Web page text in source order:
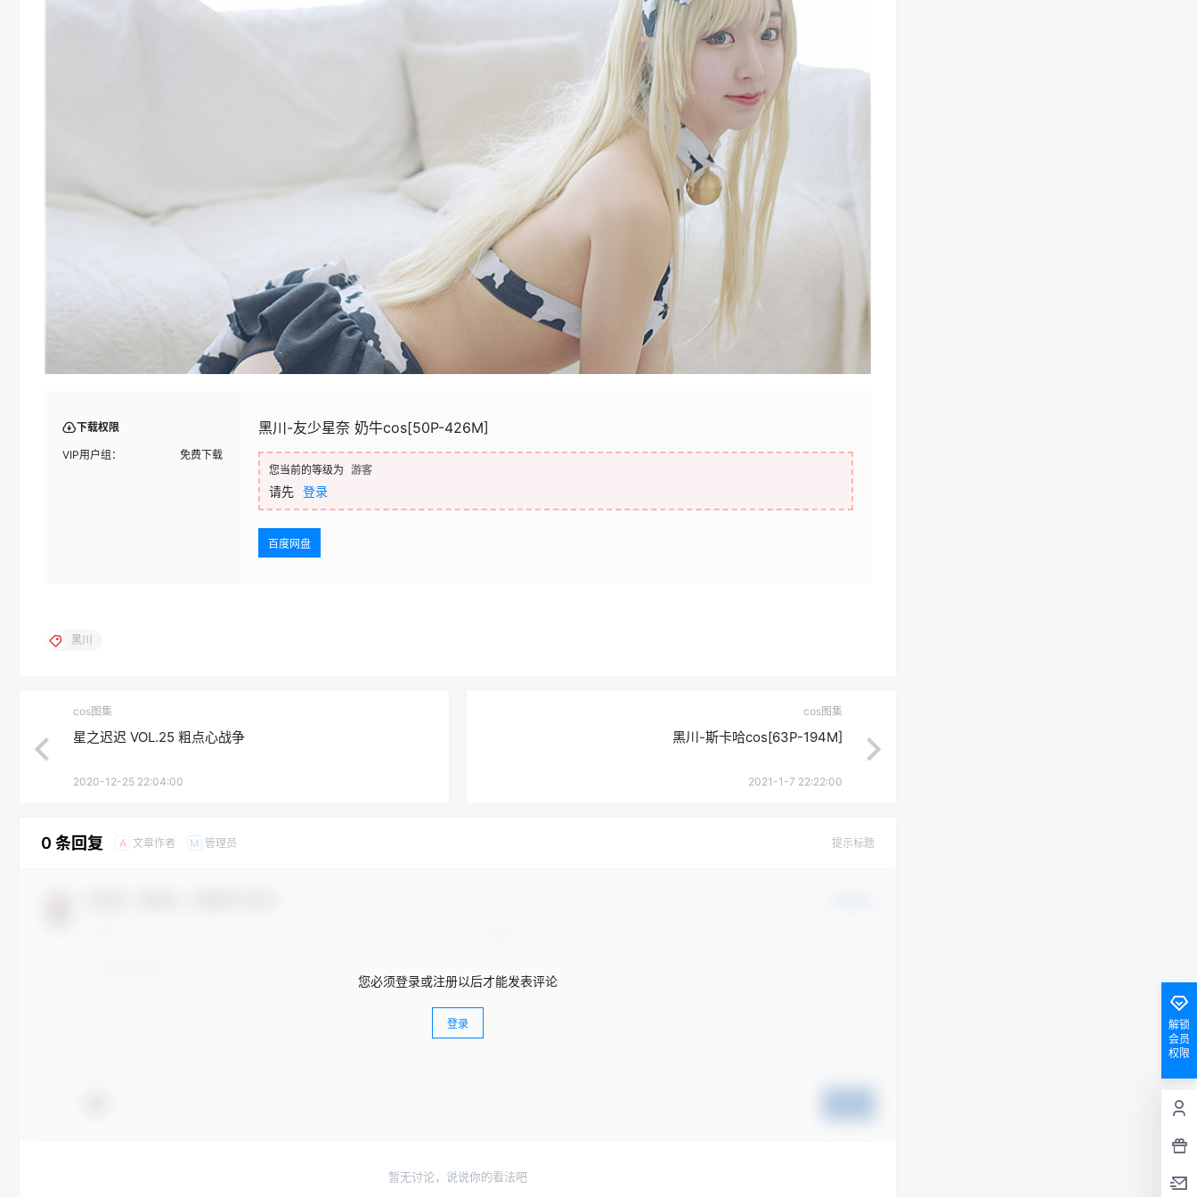
下载权限
VIP用户组： 免费下载
黑川-友少星奈 奶牛cos[50P-426M]
您当前的等级为 游客
请先 登录
百度网盘
黑川
cos图集
星之迟迟 VOL.25 粗点心战争
2020-12-25 22:04:00
cos图集
黑川-斯卡哈cos[63P-194M]
2021-1-7 22:22:00
0 条回复 A 文章作者 M 管理员 提示标题
您必须登录或注册以后才能发表评论
登录
暂无讨论，说说你的看法吧
解锁
会员
权限